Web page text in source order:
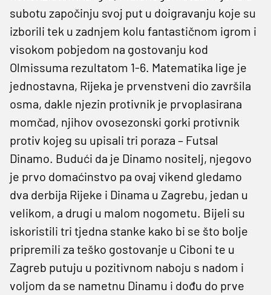
subotu započinju svoj put u doigravanju koje su
izborili tek u zadnjem kolu fantastičnom igrom i
visokom pobjedom na gostovanju kod
Olmissuma rezultatom 1-6. Matematika lige je
jednostavna, Rijeka je prvenstveni dio završila
osma, dakle njezin protivnik je prvoplasirana
momčad, njihov ovosezonski gorki protivnik
protiv kojeg su upisali tri poraza – Futsal
Dinamo. Budući da je Dinamo nositelj, njegovo
je prvo domaćinstvo pa ovaj vikend gledamo
dva derbija Rijeke i Dinama u Zagrebu, jedan u
velikom, a drugi u malom nogometu. Bijeli su
iskoristili tri tjedna stanke kako bi se što bolje
pripremili za teško gostovanje u Ciboni te u
Zagreb putuju u pozitivnom naboju s nadom i
voljom da se nametnu Dinamu i dođu do prve